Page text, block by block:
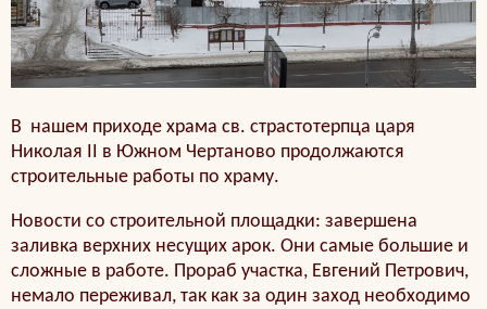
В нашем приходе храма св. страстотерпца царя
Николая II в Южном Чертаново продолжаются
строительные работы по храму.
Новости со строительной площадки: завершена
заливка верхних несущих арок. Они самые большие и
сложные в работе. Прораб участка, Евгений Петрович,
немало переживал, так как за один заход необходимо